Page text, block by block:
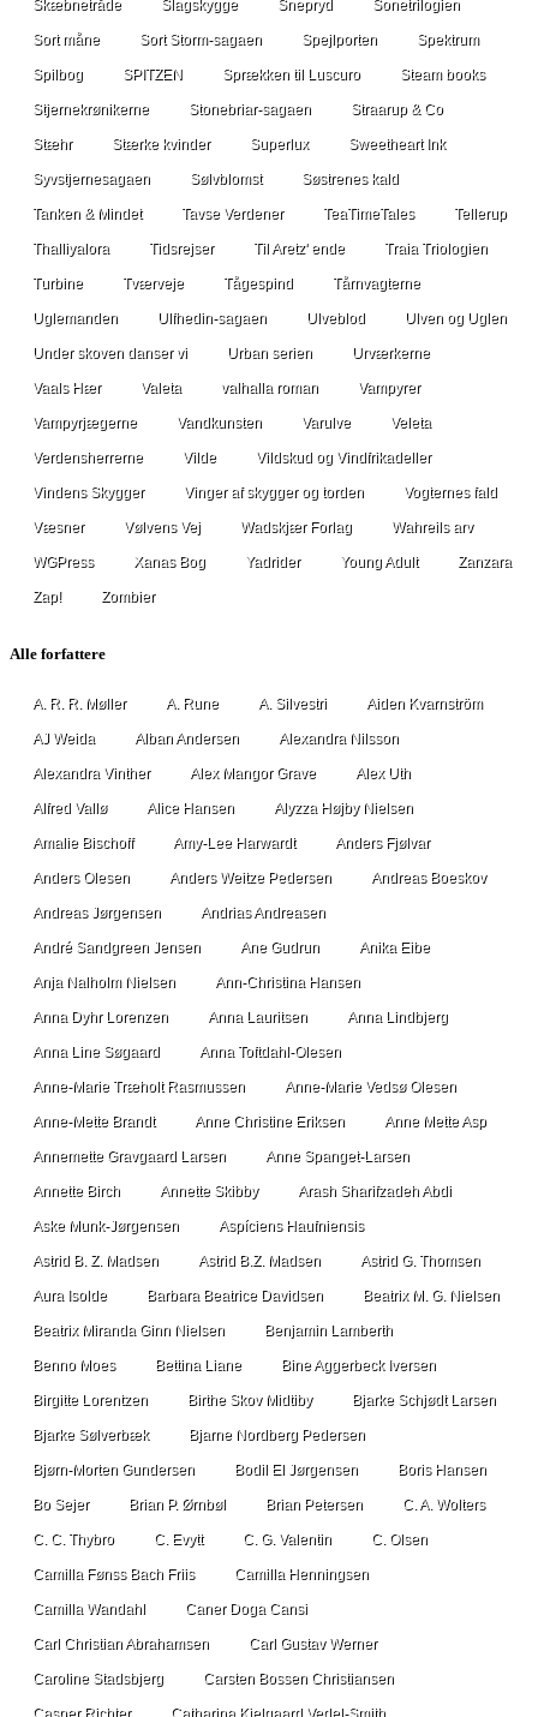
Skæbnetråde Slagskygge Snepryd Sonetrilogien
Sort måne Sort Storm-sagaen Spejlporten Spektrum
Spilbog SPITZEN Sprækken til Luscuro Steam books
Stjernekrønikerne Stonebriar-sagaen Straarup & Co
Stæhr Stærke kvinder Superlux Sweetheart Ink
Syvstjernesagaen Sølvblomst Søstrenes kald
Tanken & Mindet Tavse Verdener TeaTimeTales Tellerup
Thalliyalora Tidsrejser Til Aretz' ende Traia Triologien
Turbine Tværveje Tågespind Tårnvagterne
Uglemanden Ulfhedin-sagaen Ulveblod Ulven og Uglen
Under skoven danser vi Urban serien Urværkerne
Vaals Hær Valeta valhalla roman Vampyrer
Vampyrjægerne Vandkunsten Varulve Veleta
Verdensherrerne Vilde Vildskud og Vindfrikadeller
Vindens Skygger Vinger af skygger og torden Vogternes fald
Væsner Vølvens Vej Wadskjær Forlag Wahreils arv
WGPress Xanas Bog Yadrider Young Adult Zanzara
Zap! Zombier
Alle forfattere
A. R. R. Møller A. Rune A. Silvestri Aiden Kvarnström
AJ Weida Alban Andersen Alexandra Nilsson
Alexandra Vinther Alex Mangor Grave Alex Uth
Alfred Vallø Alice Hansen Alyzza Højby Nielsen
Amalie Bischoff Amy-Lee Harwardt Anders Fjølvar
Anders Olesen Anders Weitze Pedersen Andreas Boeskov
Andreas Jørgensen Andrias Andreasen
André Sandgreen Jensen Ane Gudrun Anika Eibe
Anja Nalholm Nielsen Ann-Christina Hansen
Anna Dyhr Lorenzen Anna Lauritsen Anna Lindbjerg
Anna Line Søgaard Anna Toftdahl-Olesen
Anne-Marie Træholt Rasmussen Anne-Marie Vedsø Olesen
Anne-Mette Brandt Anne Christine Eriksen Anne Mette Asp
Annemette Gravgaard Larsen Anne Spanget-Larsen
Annette Birch Annette Skibby Arash Sharifzadeh Abdi
Aske Munk-Jørgensen Aspíciens Haufniensis
Astrid B. Z. Madsen Astrid B.Z. Madsen Astrid G. Thomsen
Aura Isolde Barbara Beatrice Davidsen Beatrix M. G. Nielsen
Beatrix Miranda Ginn Nielsen Benjamin Lamberth
Benno Moes Bettina Liane Bine Aggerbeck Iversen
Birgitte Lorentzen Birthe Skov Midtiby Bjarke Schjødt Larsen
Bjarke Sølverbæk Bjarne Nordberg Pedersen
Bjørn-Morten Gundersen Bodil El Jørgensen Boris Hansen
Bo Sejer Brian P. Ørnbøl Brian Petersen C. A. Wolters
C. C. Thybro C. Evytt C. G. Valentin C. Olsen
Camilla Fønss Bach Friis Camilla Henningsen
Camilla Wandahl Caner Doga Cansi
Carl Christian Abrahamsen Carl Gustav Werner
Caroline Stadsbjerg Carsten Bossen Christiansen
Casper Richter Catharina Kjelgaard Vedel-Smith